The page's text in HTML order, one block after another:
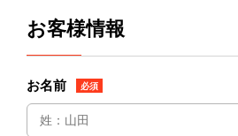
お客様情報
お名前 必須